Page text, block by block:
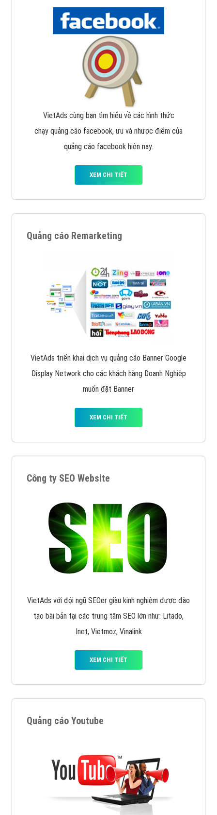
VietAds cùng bạn tìm hiểu về các hình thức
chạy quảng cáo facebook, ưu và nhược điểm của
quảng cáo facebook hiện nay.
XEM CHI TIẾT
Quảng cáo Remarketing
VietAds triển khai dịch vụ quảng cáo Banner Google
Display Network cho các khách hàng Doanh Nghiệp
muốn đặt Banner
XEM CHI TIẾT
Công ty SEO Website
VietAds với đội ngũ SEOer giàu kinh nghiệm được đào
tạo bài bản tại các trung tâm SEO lớn như: Litado,
Inet, Vietmoz, Vinalink
XEM CHI TIẾT
Quảng cáo Youtube